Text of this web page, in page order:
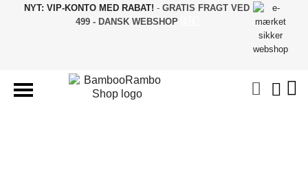
NYT: VIP-KONTO MED RABAT! - GRATIS FRAGT VED
499 - DANSK WEBSHOP